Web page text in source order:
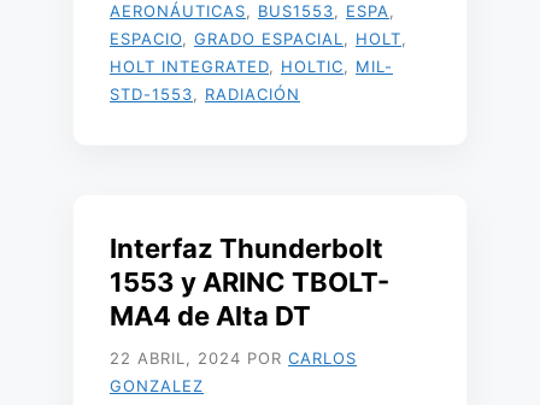
AERONÁUTICAS
BUS1553 ESPA
ESPACIO
GRADO ESPACIAL HOLT
HOLT INTEGRATED
HOLTIC
MIL-
STD-1553
RADIACIÓN
Interfaz Thunderbolt
1553 y ARINC TBOLT-
MA4 de Alta DT
22 ABRIL, 2024 POR CARLOS
GONZALEZ